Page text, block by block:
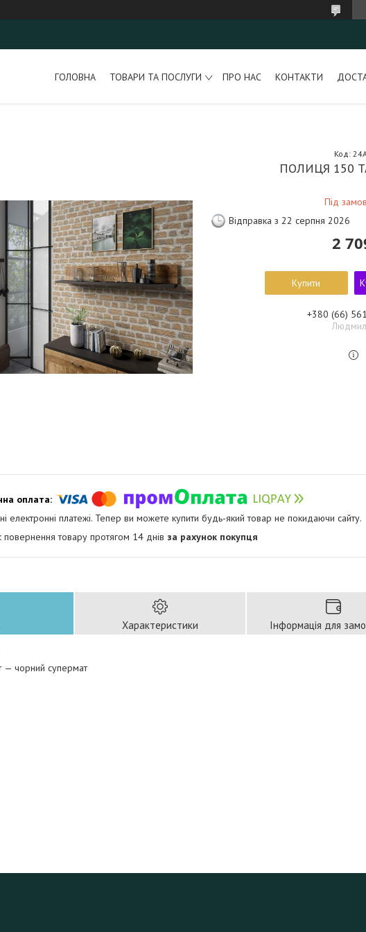
ГОЛОВНА ТОВАРИ ТА ПОСЛУГИ ПРО НАС КОНТАКТИ
ПОЛИЦЯ 150
Під
Код:
Відправка з 22 серпня 2026
2
Купити
+380 (66)
електронні платежі. Тепер ви можете купити будь-який товар не покидаючи сайту.
повернення товару протягом 14 днів за рахунок покупця
Характеристики Інформація для
— чорний супермат